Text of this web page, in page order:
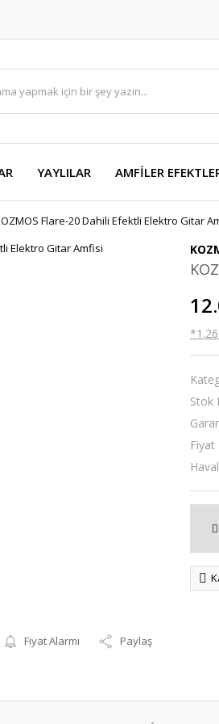
YAYLILAR AMFİLER
Flare-20 Dahili Efektli Elektro Gitar
Fiyat Alarmı Paylaş
Stok
Fiyat